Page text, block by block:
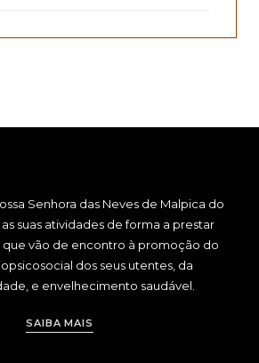
Senhora das Neves de Malpica do
suas atividades de forma a prestar
que vão de encontro à promoção do
dos seus utentes, da
e envelhecimento saudável.
SAIBA MAIS